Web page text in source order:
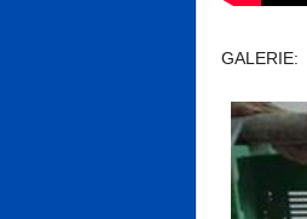
GALERIE: